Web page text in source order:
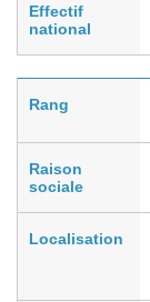
Effectif
national
Rang
Raison
sociale
Localisation